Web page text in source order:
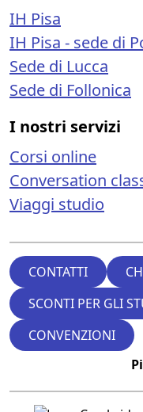
IH Pisa
IH Pisa - sede di
Sede di Lucca
Sede di Follonica
I nostri servizi
Corsi online
Conversation
Viaggi studio
CONTATTI
SCONTI PER GLI
CONVENZIONI